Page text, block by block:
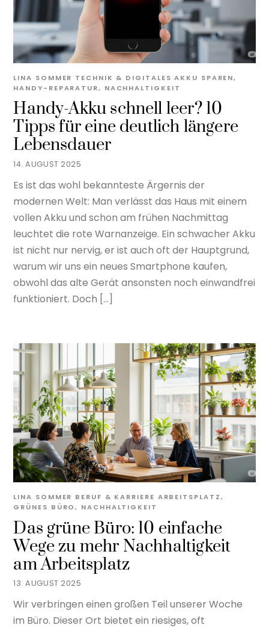
14. AUGUST 2025
Handy-Akku schnell leer? 10
Tipps für eine deutlich längere
Lebensdauer
LINA SOMMER TECHNIK & DIGITALES AKKU SPAREN,
HANDY-REPARATUR, NACHHALTIGKEIT
Es ist das wohl bekannteste Ärgernis der
modernen Welt: Man verlässt das Haus mit einem
vollen Akku und schon am frühen Nachmittag
leuchtet die rote Warnanzeige. Ein schwacher Akku
ist nicht nur nervig, er ist auch oft der Hauptgrund,
warum wir uns ein neues Smartphone kaufen,
obwohl das alte Gerät ansonsten noch einwandfrei
funktioniert. Doch […]
13. AUGUST 2025
Das grüne Büro: 10 einfache
Wege zu mehr Nachhaltigkeit
am Arbeitsplatz
LINA SOMMER BERUF & KARRIERE ARBEITSPLATZ,
GRÜNES BÜRO, NACHHALTIGKEIT
Wir verbringen einen großen Teil unserer Woche
im Büro. Dieser Ort bietet ein riesiges, oft